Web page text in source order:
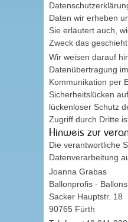
Daten wir erheben
Sie erläutert auch,
Zweck das geschieht.
Wir weisen darauf
Datenübertragung
Kommunikation per
Sicherheitslücken
lückenloser Schutz
Zugriff durch Dritte
Hinweis zur
Die verantwortliche
Datenverarbeitung
Joanna Grabas
Ballonprofis -
Sacker Hauptstr. 18
90765 Fürth